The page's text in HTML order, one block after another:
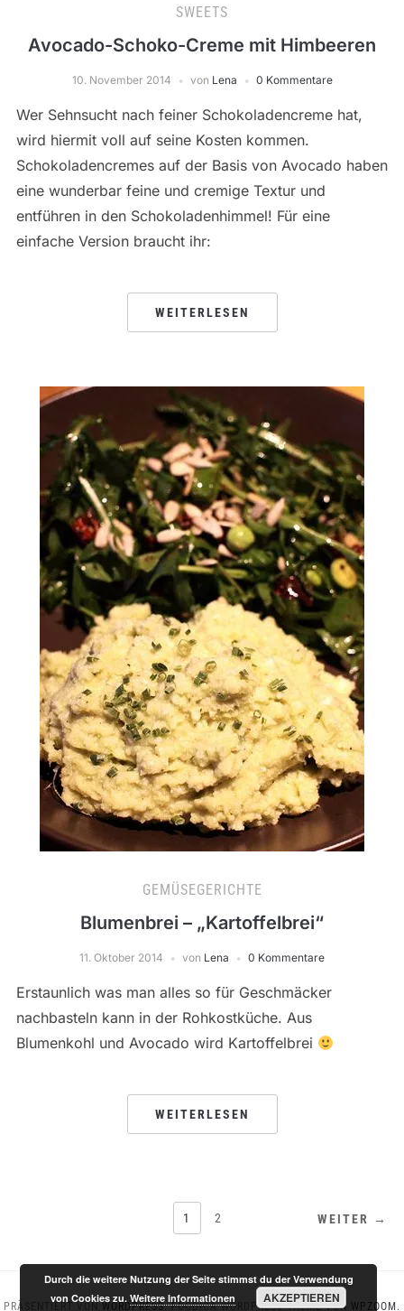
SWEETS
Avocado-Schoko-Creme mit Himbeeren
10. November 2014 von Lena 0 Kommentare
Wer Sehnsucht nach feiner Schokoladencreme hat,
wird hiermit voll auf seine Kosten kommen.
Schokoladencremes auf der Basis von Avocado haben
eine wunderbar feine und cremige Textur und
entführen in den Schokoladenhimmel! Für eine
einfache Version braucht ihr:
WEITERLESEN
GEMÜSEGERICHTE
Blumenbrei – „Kartoffelbrei“
11. Oktober 2014 von Lena 0 Kommentare
Erstaunlich was man alles so für Geschmäcker
nachbasteln kann in der Rohkostküche. Aus
Blumenkohl und Avocado wird Kartoffelbrei
WEITERLESEN
SEITENNUMMERIERUNG
BEITRÄGE
1 2 WEITER →
PRÄSENTIERT VON WORDPRESS. FOODICA WORDPRESS-THEME VON WPZOOM.
Durch die weitere Nutzung der Seite stimmst du der Verwendung
von Cookies zu.Weitere Informationen AKZEPTIEREN